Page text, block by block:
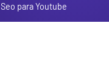
Seo para Youtube